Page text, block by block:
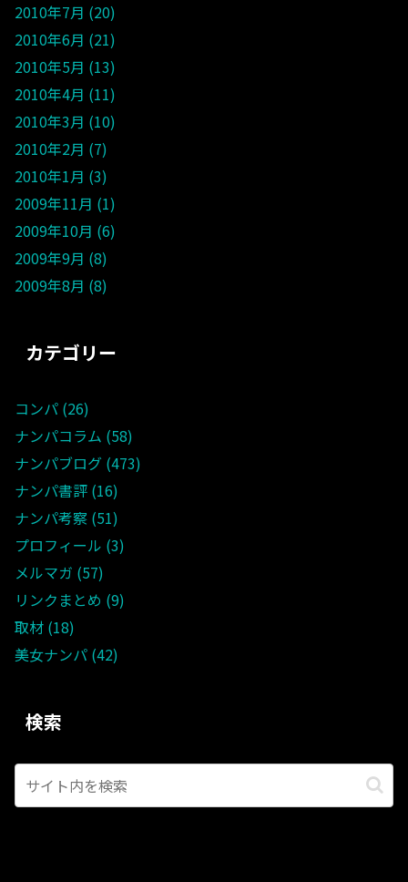
2010年7月 20
2010年6月 21
2010年5月 13
2010年4月 11
2010年3月 10
2010年2月 7
2010年1月 3
2009年11月 1
2009年10月 6
2009年9月 8
2009年8月 8
カテゴリー
コンパ 26
ナンパコラム 58
ナンパブログ 473
ナンパ書評 16
ナンパ考察 51
プロフィール 3
メルマガ 57
リンクまとめ 9
取材 18
美女ナンパ 42
検索